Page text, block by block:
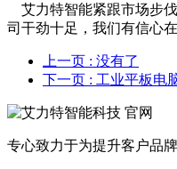
艾力特智能紧跟市场步
司干劲十足，我们有信心
上一页 : 没有了
下一页 : 工业平板电
专心致力于为提升客户品